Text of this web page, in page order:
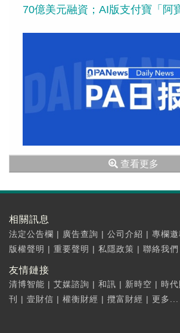
70億美元融資；AI版支付寶「阿
查看更多
相關訊息
法定公告欄 | 廣告查詢 | 公司介紹 | 專欄邀
版權聲明 | 重要聲明 | 私隱政策 | 聯絡我們
友情鏈接
清博智能 | 艾媒諮詢 | 和訊 | 新時空 | 時
刊
| 壹財信 | 權衡財經 | 攬富財經 | 更多...